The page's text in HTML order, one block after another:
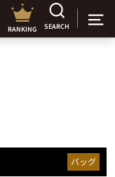
RANKING SEARCH
バッグ